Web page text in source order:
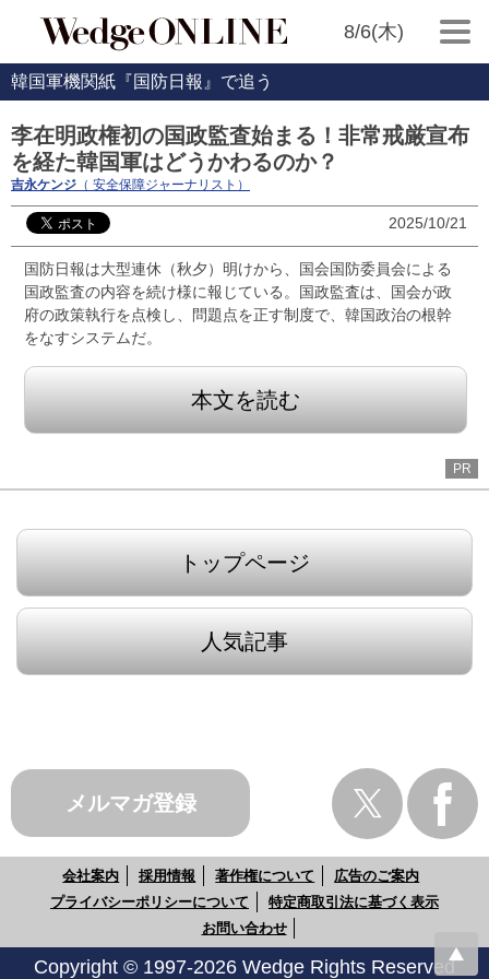
8/6(木)
韓国軍機関紙『国防日報』で追う
李在明政権初の国政監査始まる！非常戒厳宣布
を経た韓国軍はどうかわるのか？
吉永ケンジ （ 安全保障ジャーナリスト）
2025/10/21
国防日報は大型連休（秋夕）明けから、国会国防委員会による
国政監査の内容を続け様に報じている。国政監査は、国会が政
府の政策執行を点検し、問題点を正す制度で、韓国政治の根幹
をなすシステムだ。
本文を読む
PR
トップページ
人気記事
メルマガ登録
会社案内 採用情報 著作権について
広告のご案内
プライバシーポリシーについて
特定商取引法に基づく表示
お問い合わせ
Copyright © 1997-2026 Wedge Rights Reserved